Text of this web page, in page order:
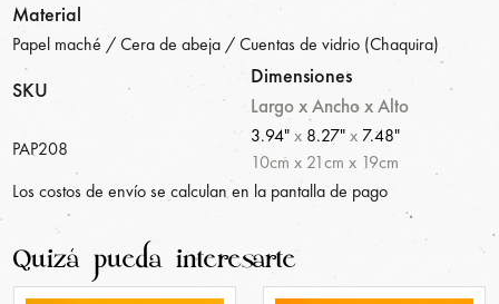
Material
Papel maché / Cera de abeja / Cuentas de vidrio (Chaquira)
SKU
Dimensiones
Largo x Ancho x Alto
PAP208
3.94"x 8.27"x 7.48"
10cm x 21cm x 19cm
Los costos de envío se calculan en la pantalla de pago
Quizá pueda interesarte